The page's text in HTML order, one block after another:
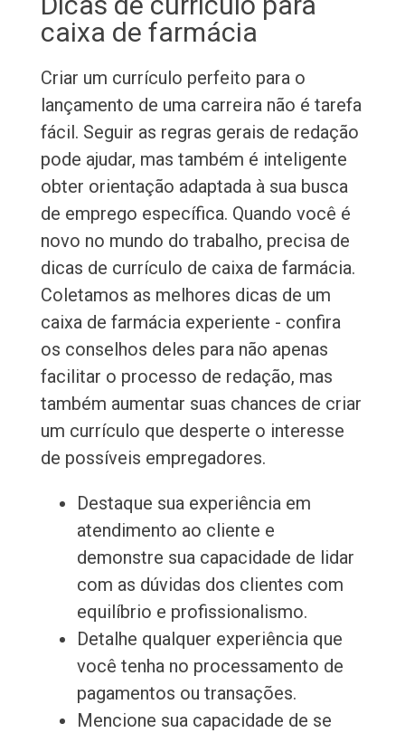
caixa de farmácia
Criar um currículo perfeito para o
lançamento de uma carreira não é tarefa
fácil. Seguir as regras gerais de redação
pode ajudar, mas também é inteligente
obter orientação adaptada à sua busca
de emprego específica. Quando você é
novo no mundo do trabalho, precisa de
dicas de currículo de caixa de farmácia.
Coletamos as melhores dicas de um
caixa de farmácia experiente - confira
os conselhos deles para não apenas
facilitar o processo de redação, mas
também aumentar suas chances de criar
um currículo que desperte o interesse
de possíveis empregadores.
Destaque sua experiência em
atendimento ao cliente e
demonstre sua capacidade de lidar
com as dúvidas dos clientes com
equilíbrio e profissionalismo.
Detalhe qualquer experiência que
você tenha no processamento de
pagamentos ou transações.
Mencione sua capacidade de se